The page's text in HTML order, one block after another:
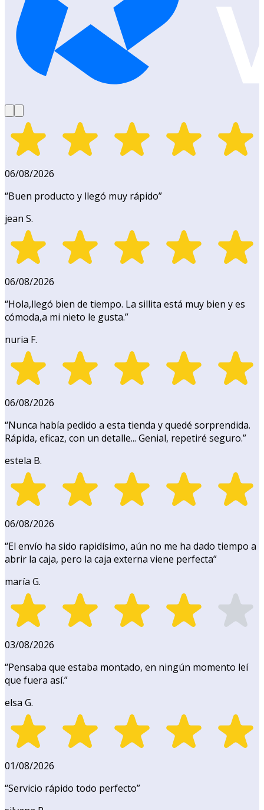
06/08/2026
“Buen producto y llegó muy rápido”
jean S.
06/08/2026
“Hola,llegó bien de tiempo. La sillita está muy bien y es
cómoda,a mi nieto le gusta.”
nuria F.
06/08/2026
“Nunca había pedido a esta tienda y quedé sorprendida.
Rápida, eficaz, con un detalle... Genial, repetiré seguro.”
estela B.
06/08/2026
“El envío ha sido rapidísimo, aún no me ha dado tiempo a
abrir la caja, pero la caja externa viene perfecta”
maría G.
03/08/2026
“Pensaba que estaba montado, en ningún momento leí
que fuera así.”
elsa G.
01/08/2026
“Servicio rápido todo perfecto”